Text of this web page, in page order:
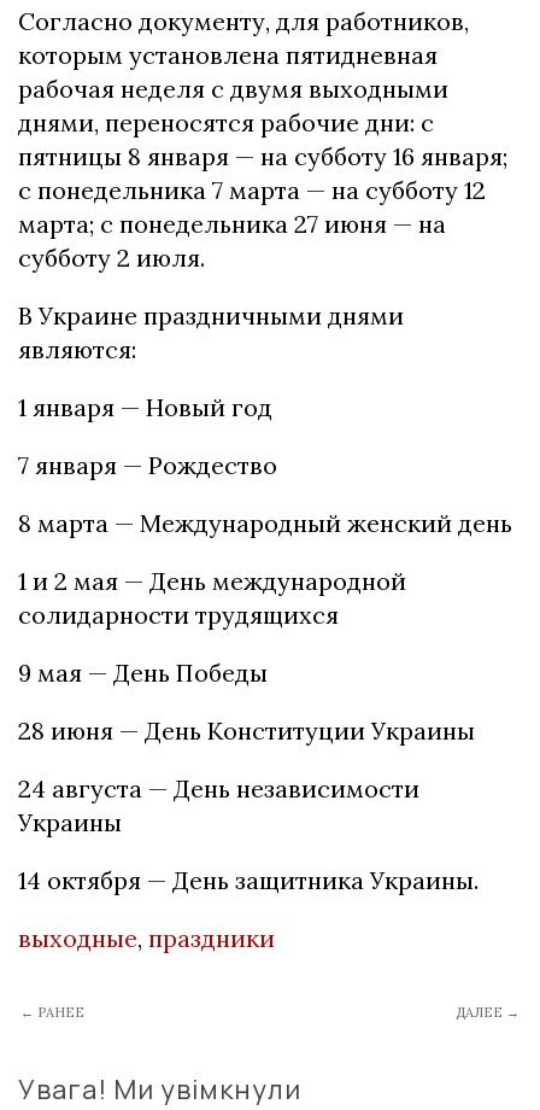
Согласно документу, для работников,
которым установлена пятидневная
рабочая неделя с двумя выходными
днями, переносятся рабочие дни: с
пятницы 8 января — на субботу 16 января;
с понедельника 7 марта — на субботу 12
марта; с понедельника 27 июня — на
субботу 2 июля.
В Украине праздничными днями
являются:
1 января — Новый год
7 января — Рождество
8 марта — Международный женский день
1 и 2 мая — День международной
солидарности трудящихся
9 мая — День Победы
28 июня — День Конституции Украины
24 августа — День независимости
Украины
14 октября — День защитника Украины.
выходные, праздники
← РАНЕЕ ДАЛЕЕ →
Увага! Ми увімкнули